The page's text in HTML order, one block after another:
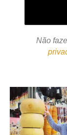
Não